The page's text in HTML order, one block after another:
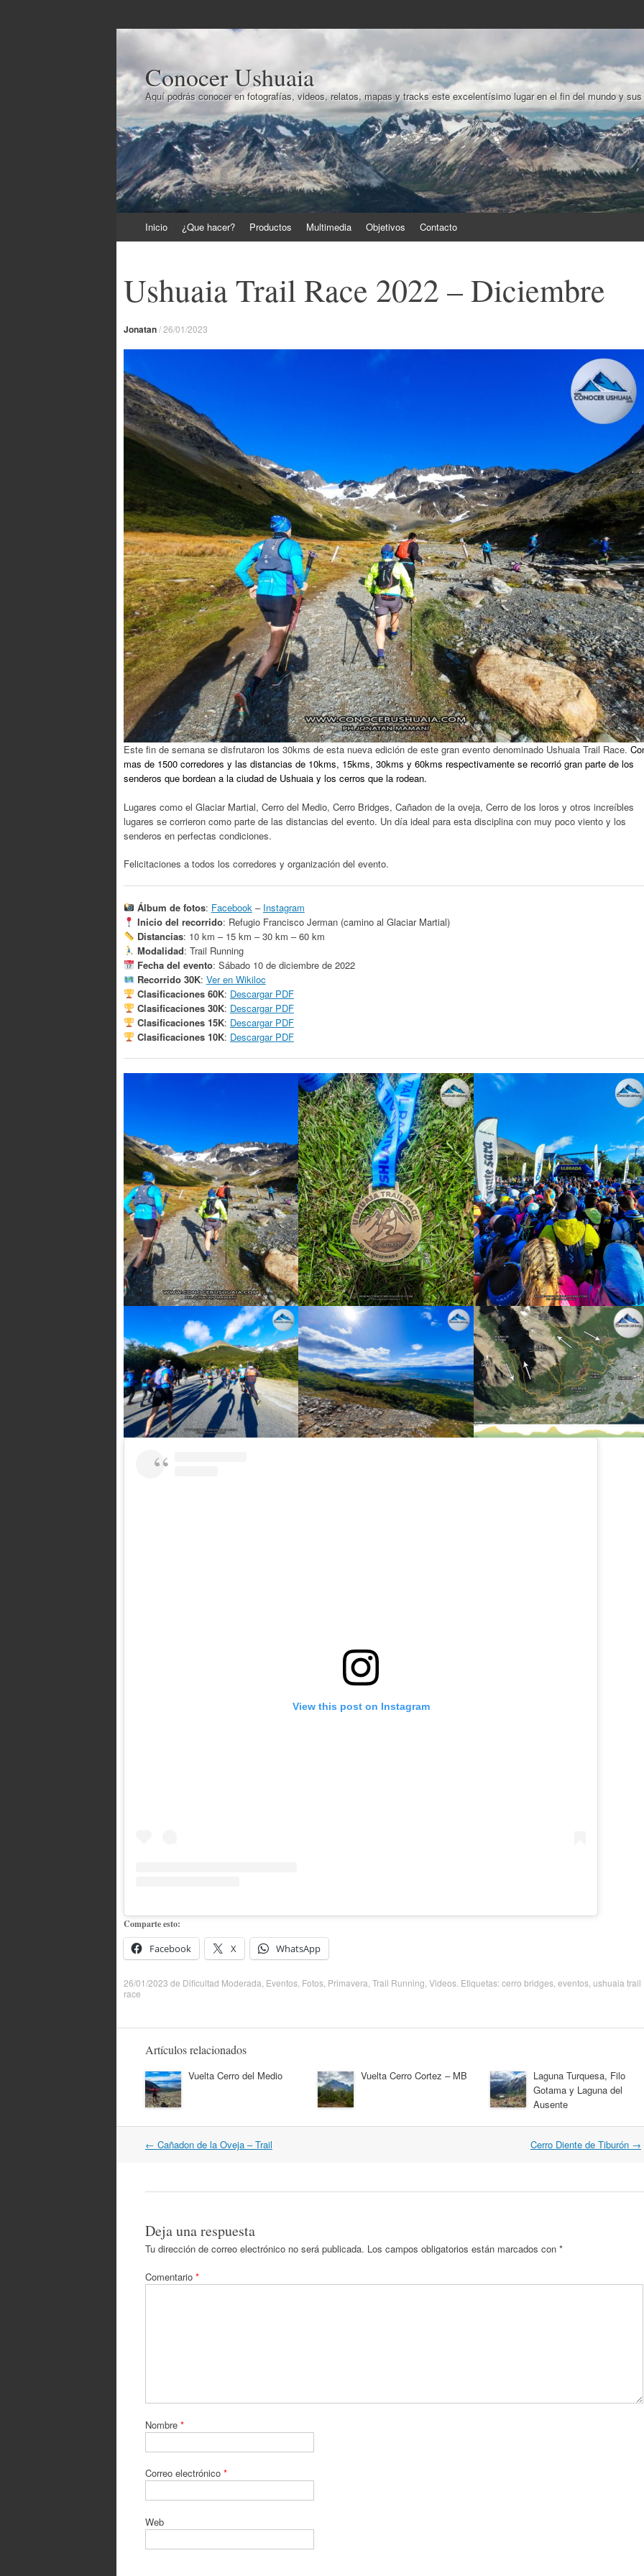
Conocer Ushuaia
Aquí podrás conocer en fotografías, videos, relatos, mapas y tracks este excelentísimo lugar en el fin del mundo y sus
al
Inicio ¿Que hacer? Productos Multimedia Objetivos Contacto
Ushuaia Trail Race 2022 – Diciembre
Jonatan/26/01/2023
Este fin de semana se disfrutaron los 30kms de esta nueva edición de este gran evento denominado Ushuaia Trail Race.
mas de 1500 corredores y las distancias de 10kms, 15kms, 30kms y 60kms respectivamente se recorrió gran parte de los
senderos que bordean a la ciudad de Ushuaia y los cerros que la rodean.
Lugares como el Glaciar Martial, Cerro del Medio, Cerro Bridges, Cañadon de la oveja, Cerro de los loros y otros increíbles
lugares se corrieron como parte de las distancias del evento. Un día ideal para esta disciplina con muy poco viento y los
senderos en perfectas condiciones.
Felicitaciones a todos los corredores y organización del evento.
Álbum de fotos: Facebook – Instagram
Inicio del recorrido: Refugio Francisco Jerman (camino al Glaciar Martial)
Distancias: 10 km – 15 km – 30 km – 60 km
Modalidad: Trail Running
Fecha del evento: Sábado 10 de diciembre de 2022
Recorrido 30K: Ver en Wikiloc
Clasificaciones 60K: Descargar PDF
Clasificaciones 30K: Descargar PDF
Clasificaciones 15K: Descargar PDF
Clasificaciones 10K: Descargar PDF
View this post on Instagram
Comparte esto:
Facebook X WhatsApp
26/01/2023 de Dificultad Moderada Eventos Fotos Primavera Trail Running Videos . Etiquetas:cerro bridges eventos ushuaia trail
race
Artículos relacionados
Vuelta Cerro del Medio Vuelta Cerro Cortez – MB
Laguna Turquesa, Filo
Gotama y Laguna del
Ausente
Navegación
← Cañadon de la Oveja – Trail Cerro Diente de Tiburón →
Deja una respuesta
Tu dirección de correo electrónico no será publicada. Los campos obligatorios están marcados con *
Comentario *
Nombre *
Correo electrónico *
Web